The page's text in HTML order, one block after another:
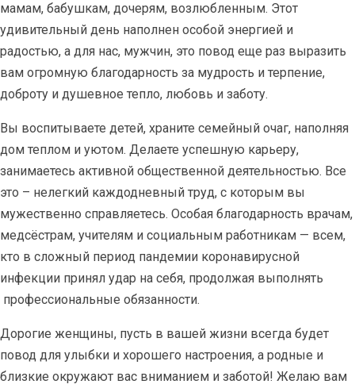
мамам, бабушкам, дочерям, возлюбленным. Этот
удивительный день наполнен особой энергией и
радостью, а для нас, мужчин, это повод еще раз выразить
вам огромную благодарность за мудрость и терпение,
доброту и душевное тепло, любовь и заботу.
Вы воспитываете детей, храните семейный очаг, наполняя
дом теплом и уютом. Делаете успешную карьеру,
занимаетесь активной общественной деятельностью. Все
это – нелегкий каждодневный труд, с которым вы
мужественно справляетесь. Особая благодарность врачам,
медсёстрам, учителям и социальным работникам — всем,
кто в сложный период пандемии коронавирусной
инфекции принял удар на себя, продолжая выполнять
профессиональные обязанности.
Дорогие женщины, пусть в вашей жизни всегда будет
повод для улыбки и хорошего настроения, а родные и
близкие окружают вас вниманием и заботой! Желаю вам